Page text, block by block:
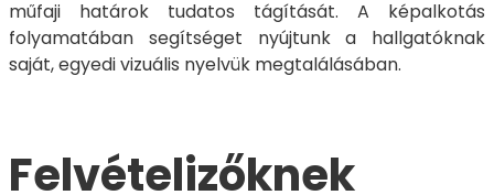
műfaji határok tudatos tágítását. A képalkotás
folyamatában segítséget nyújtunk a hallgatóknak
saját, egyedi vizuális nyelvük megtalálásában.
Felvételizőknek